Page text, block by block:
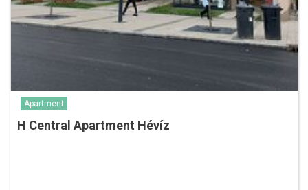
Apartment
H Central Apartment Hévíz